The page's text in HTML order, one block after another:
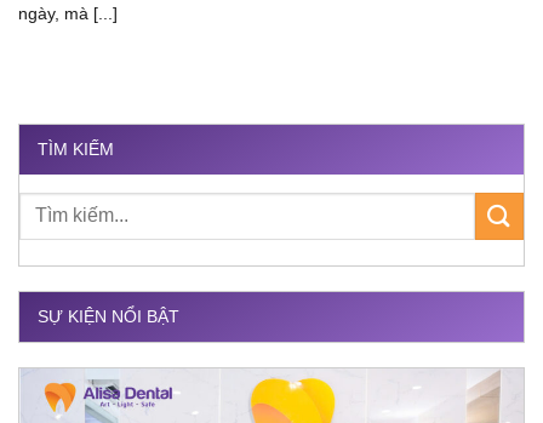
ngày, mà [...]
TÌM KIẾM
SỰ KIỆN NỔI BẬT